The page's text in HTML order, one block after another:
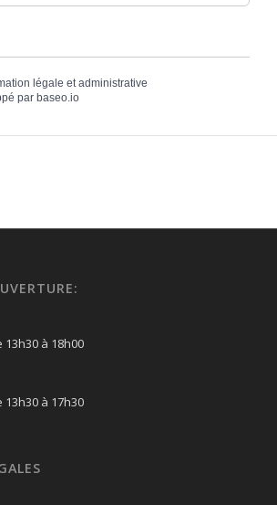
légale et administrative
par baseo.io
13h30 à 18h00
13h30 à 17h30